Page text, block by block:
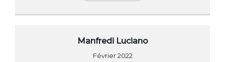
Manfredi Luciano
Février 2022